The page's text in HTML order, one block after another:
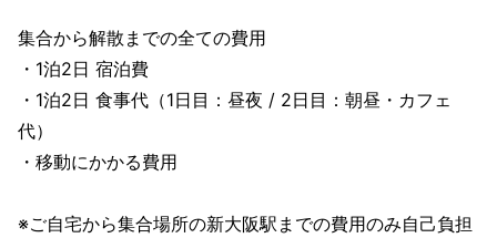
集合から解散までの全ての費用
・1泊2日 宿泊費
・1泊2日 食事代（1日目：昼夜 / 2日目：朝昼・カフェ
代）
・移動にかかる費用
※ご自宅から集合場所の新大阪駅までの費用のみ自己負担